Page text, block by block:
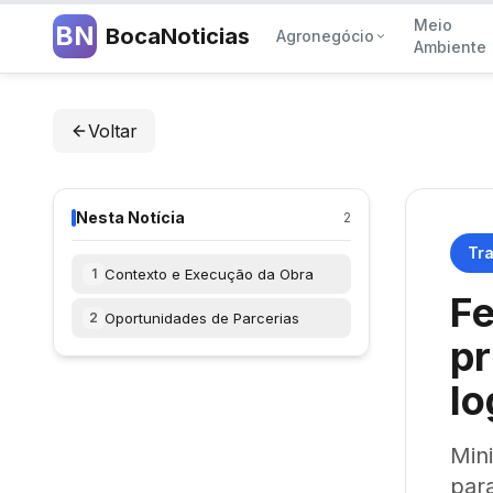
BN BocaNoticias Agronegócio
Meio
Ambiente
Voltar
Nesta Notícia 2
1 Contexto e Execução da Obra
2 Oportunidades de Parcerias